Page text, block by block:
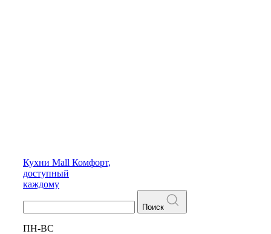
Кухни Mall Комфорт,
доступный
каждому
Поиск
ПН-ВС